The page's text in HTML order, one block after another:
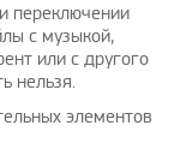
переключении
с музыкой,
или с другого
нельзя.
элементов